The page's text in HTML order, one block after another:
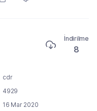
İndirilme
8
cdr
4929
16 Mar 2020